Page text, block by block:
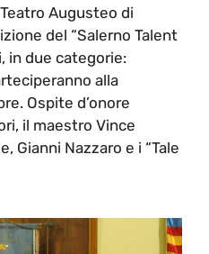
Augusteo di
del “Salerno Talent
in due categorie:
alla
Ospite d’onore
il maestro Vince
Gianni Nazzaro e i “Tale